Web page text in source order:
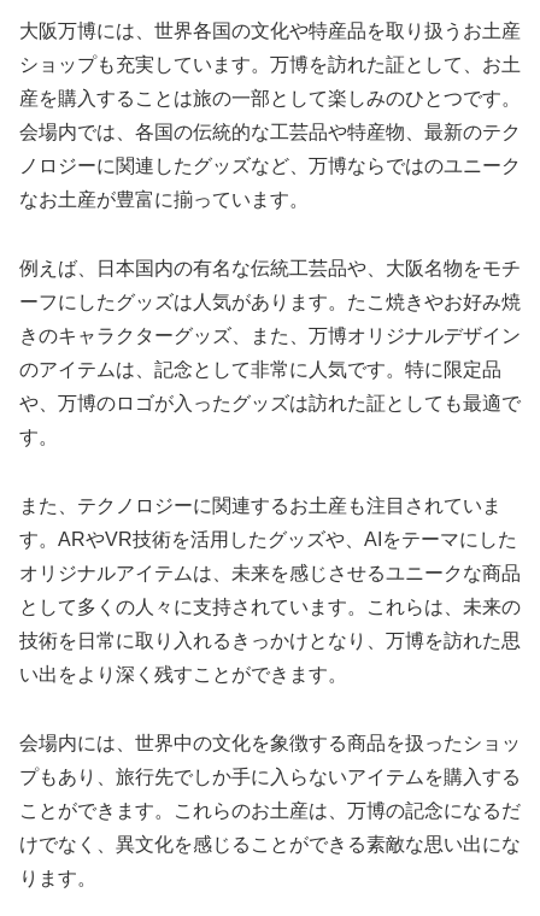
大阪万博には、世界各国の文化や特産品を取り扱うお土産
ショップも充実しています。万博を訪れた証として、お土
産を購入することは旅の一部として楽しみのひとつです。
会場内では、各国の伝統的な工芸品や特産物、最新のテク
ノロジーに関連したグッズなど、万博ならではのユニーク
なお土産が豊富に揃っています。
例えば、日本国内の有名な伝統工芸品や、大阪名物をモチ
ーフにしたグッズは人気があります。たこ焼きやお好み焼
きのキャラクターグッズ、また、万博オリジナルデザイン
のアイテムは、記念として非常に人気です。特に限定品
や、万博のロゴが入ったグッズは訪れた証としても最適で
す。
また、テクノロジーに関連するお土産も注目されていま
す。ARやVR技術を活用したグッズや、AIをテーマにした
オリジナルアイテムは、未来を感じさせるユニークな商品
として多くの人々に支持されています。これらは、未来の
技術を日常に取り入れるきっかけとなり、万博を訪れた思
い出をより深く残すことができます。
会場内には、世界中の文化を象徴する商品を扱ったショッ
プもあり、旅行先でしか手に入らないアイテムを購入する
ことができます。これらのお土産は、万博の記念になるだ
けでなく、異文化を感じることができる素敵な思い出にな
ります。